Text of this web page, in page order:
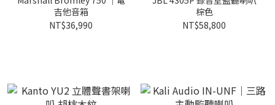
吉他音箱
NT$36,990
棕色
NT$58,800